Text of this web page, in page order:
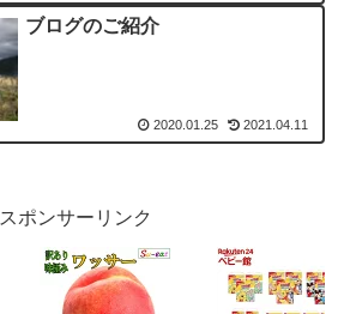
ブログのご紹介
2020.01.25 2021.04.11
スポンサーリンク